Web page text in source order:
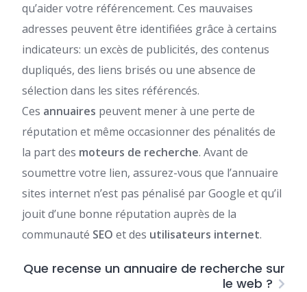
qu’aider votre référencement. Ces mauvaises
adresses peuvent être identifiées grâce à certains
indicateurs: un excès de publicités, des contenus
dupliqués, des liens brisés ou une absence de
sélection dans les sites référencés.
Ces annuaires peuvent mener à une perte de
réputation et même occasionner des pénalités de
la part des moteurs de recherche. Avant de
soumettre votre lien, assurez-vous que l’annuaire
sites internet n’est pas pénalisé par Google et qu’il
jouit d’une bonne réputation auprès de la
communauté SEO et des utilisateurs internet.
Que recense un annuaire de recherche sur
le web ?